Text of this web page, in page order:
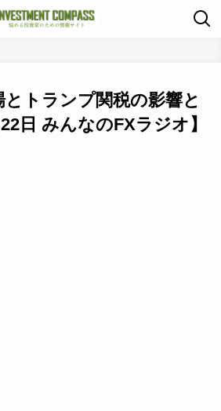
トランプ関税の影響と
日 みんなのFXラジオ】